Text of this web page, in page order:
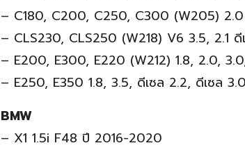
– C180, C200, C250, C300 (W205) 2.0
– CLS230, CLS250 (W218) V6 3.5, 2.1
– E200, E300, E220 (W212) 1.8, 2.0,
– E250, E350 1.8, 3.5, ดีเซล 2.2, ดีเซล
BMW
– X1 1.5i F48 ปี 2016-2020